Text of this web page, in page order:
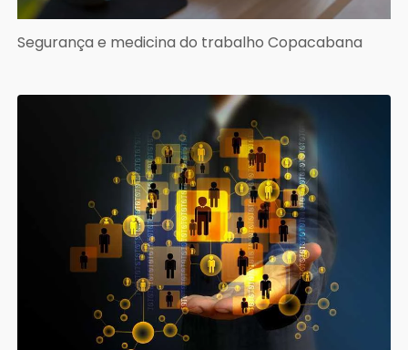
Segurança e medicina do trabalho Copacabana